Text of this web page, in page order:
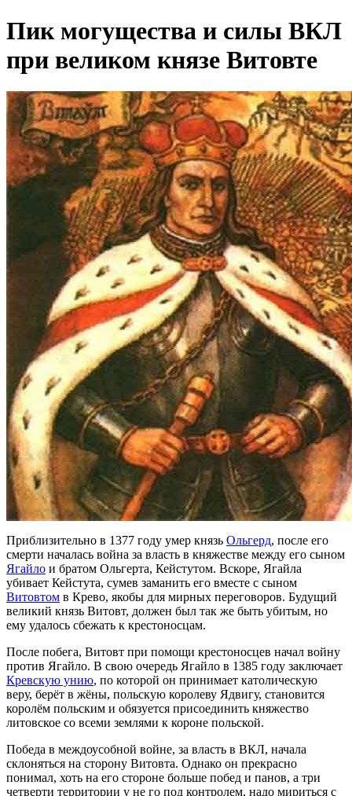
Пик могущества и силы ВКЛ
при великом князе Витовте
Приблизительно в 1377 году умер князь Ольгерд, после его
смерти началась война за власть в княжестве между его сыном
Ягайло и братом Ольгерта, Кейстутом. Вскоре, Ягайла
убивает Кейстута, сумев заманить его вместе с сыном
Витовтом в Крево, якобы для мирных переговоров. Будущий
великий князь Витовт, должен был так же быть убитым, но
ему удалось сбежать к крестоносцам.
После побега, Витовт при помощи крестоносцев начал войну
против Ягайло. В свою очередь Ягайло в 1385 году заключает
Кревскую унию, по которой он принимает католическую
веру, берёт в жёны, польскую королеву Ядвигу, становится
королём польским и обязуется присоединить княжество
литовское со всеми землями к короне польской.
Победа в междоусобной войне, за власть в ВКЛ, начала
склоняться на сторону Витовта. Однако он прекрасно
понимал, хоть на его стороне больше побед и панов, а три
четверти территории у не го под контролем, надо мириться с